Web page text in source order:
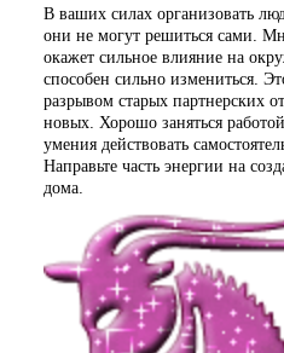
В ваших силах организовать
они не могут решиться сами.
окажет сильное влияние на
способен сильно измениться.
разрывом старых партнерских
новых. Хорошо заняться
умения действовать
Направьте часть энергии на
дома.